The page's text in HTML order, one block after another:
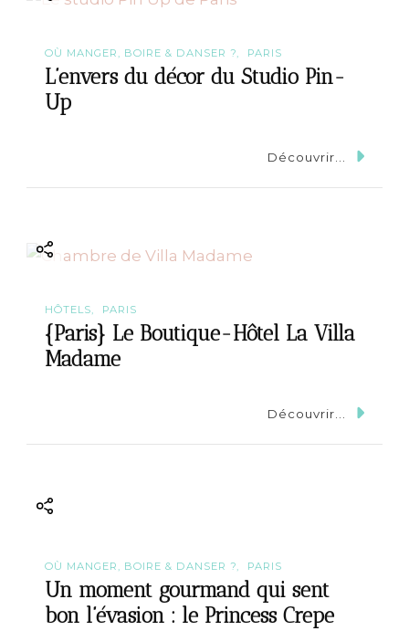
OÙ MANGER, BOIRE & DANSER ? PARIS
L’envers du décor du Studio Pin-
Up
Découvrir...
HÔTELS PARIS
{Paris} Le Boutique-Hôtel La Villa
Madame
Découvrir...
OÙ MANGER, BOIRE & DANSER ? PARIS
Un moment gourmand qui sent
bon l’évasion : le Princess Crepe